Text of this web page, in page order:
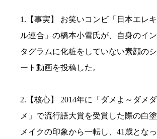
1.【事実】 お笑いコンビ「日本エレ
ル連合」の橋本小雪氏が、自身のイ
タグラムに化粧をしていない素顔の
ート動画を投稿した。
2.【核心】 2014年に「ダメよ～ダメダ
メ」で流行語大賞を受賞した際の白塗
メイクの印象から一転し、41歳とな